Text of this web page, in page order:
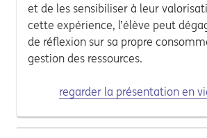
et de les sensibiliser à leur
cette expérience, l’élève peut
de réflexion sur sa propre
gestion des ressources.
regarder la présentation en